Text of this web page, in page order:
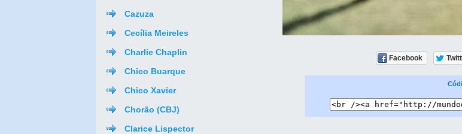
Cazuza
Cecília Meireles
Charlie Chaplin
Chico Buarque
Chico Xavier
Chorão (CBJ)
Clarice Lispector
Facebook